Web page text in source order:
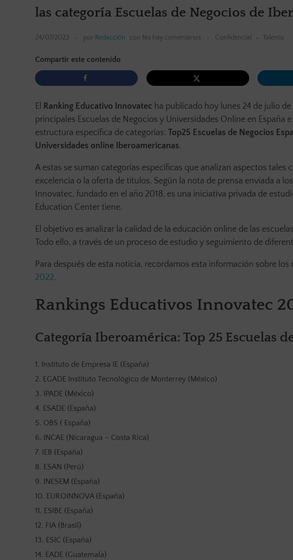
las categoría Escuelas de Negocios de
24/07/2023 por Redacción con No hay comentarios Confidencial Talento
Compartir este contenido
El Ranking Educativo Innovatec ha publicado hoy lunes 24 de julio
principales Escuelas de Negocios y Universidades Online en España
estructura específica de categorías: Top25 Escuelas de Negocios
Universidades online Iberoamericanas.
A estas se suman categorías específicas que analizan aspectos
excelencia o la oferta de títulos. Según la nota de prensa enviada a
Innovatec, fundado en el año 2018, es una iniciativa privada de
Education Center tiene.
El objetivo es analizar la calidad de la educación online de las
Todo ello, a través de un proceso de estudio y seguimiento de
Para después de esta noticia, recordamos esta información sobre los
2022.
Rankings Educativos Innovatec
Categoría Iberoamérica: Top 25 Escuelas
Instituto de Empresa IE (España)
EGADE Instituto Tecnológico de Monterrey (México)
IPADE (México)
ESADE (España)
OBS ( España)
INCAE (Nicaragua – Costa Rica)
IEB (España)
ESAN (Perú)
INESEM (España)
EUROINNOVA (España)
ESIBE (España)
FIA (Brasil)
ESIC (España)
EADE (Guatemala)